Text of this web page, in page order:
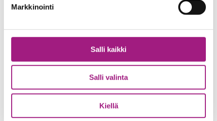
Markkinointi
Salli kaikki
Salli valinta
Kiellä
Matti Helin
matti.helin@tamperemissio.fi